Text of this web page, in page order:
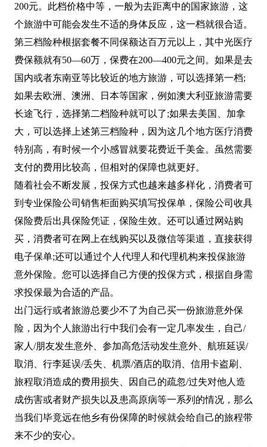
200元。此档价格中等，一般为去距离中的国家旅游，这
个旅游中可能会发生不适的身体反应，这一档就很合适。
第三档险种根据套餐不同保额达百万元以上，其中光医疗
费保额就有50—60万，保费在200—400元之间。如果是去
国内或者东南亚等比较近的地方旅游，可以选择第一档;
如果去欧洲、澳洲、日本等国家，例如澳大利亚旅游需要
长途飞行，选择第二档险种就可以了;如果去美国、加拿
大，可以选择上述第三档险种，因为这几个地方医疗消费
特别高，有时候一个小感冒就要花费近千美金。虽然需要
支付的费用比较高，但相对的保障也就更好。
随着社会不断发展，投保方式也越来越多样化，消费者可
到专业保险公司销售柜面购买填写投保单，保险公司收具
保险费后出具保险凭证，保险生效。还可以通过网站购
买，消费者可在网上在线购买以及微信等渠道，直接获得
电子保单;还可以通过个人代理人和代理机构来投保旅游
意外保险。您可以选择自己方便的投保方式，根据自身需
求投保最为合适的产品。
出门远行或者旅游总要少不了为自己买一份旅游意外保
险，因为个人旅游出行中我们会有一定几率发生，自己/
家人/朋友发生意外、参加高危活动发生意外、航班延误/
取消、行李延误/丢失、机票/酒店的取消、信用卡盗刷、
旅程取消造成的费用损失、因自己的疏忽/过失对他人造
成伤害或者财产损失以及患高原病等一系列的情况，那么
当我们毕竟远在他乡有份保障的时候就会给自己的旅程带
来不少的安心。